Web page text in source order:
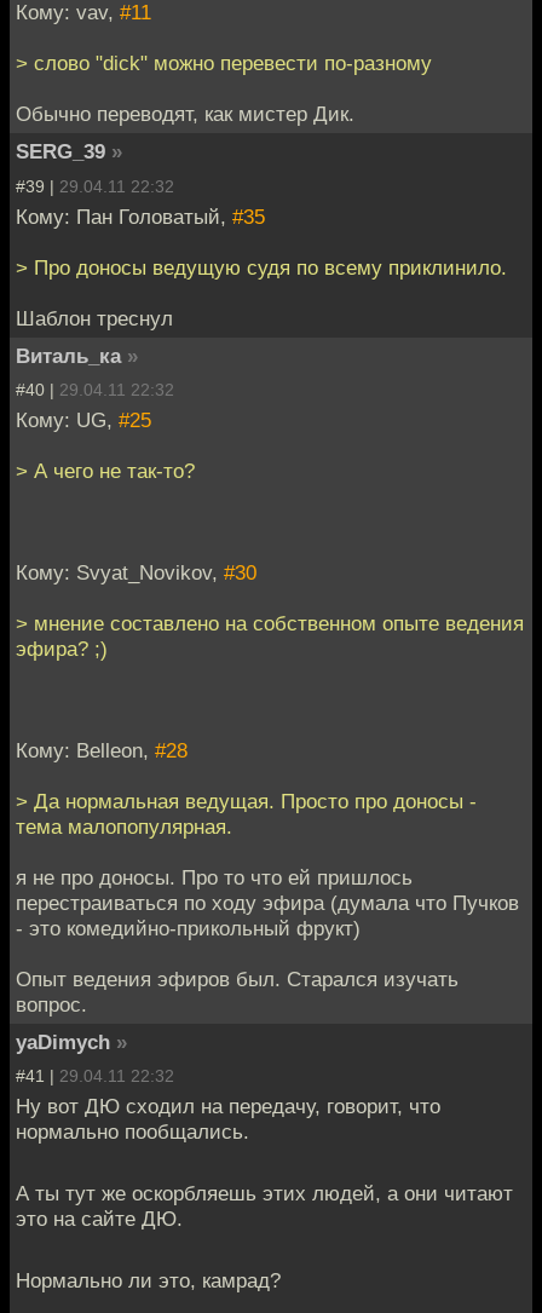
Кому: vav, #11
> слово "dick" можно перевести по-разному
Обычно переводят, как мистер Дик.
SERG_39 »
#39 | 29.04.11 22:32
Кому: Пан Головатый, #35
> Про доносы ведущую судя по всему приклинило.
Шаблон треснул
Виталь_ка »
#40 | 29.04.11 22:32
Кому: UG, #25
> А чего не так-то?
Кому: Svyat_Novikov, #30
> мнение составлено на собственном опыте ведения
эфира? ;)
Кому: Belleon, #28
> Да нормальная ведущая. Просто про доносы -
тема малопопулярная.
я не про доносы. Про то что ей пришлось
перестраиваться по ходу эфира (думала что Пучков
- это комедийно-прикольный фрукт)
Опыт ведения эфиров был. Старался изучать
вопрос.
yaDimych »
#41 | 29.04.11 22:32
Ну вот ДЮ сходил на передачу, говорит, что
нормально пообщались.
А ты тут же оскорбляешь этих людей, а они читают
это на сайте ДЮ.
Нормально ли это, камрад?